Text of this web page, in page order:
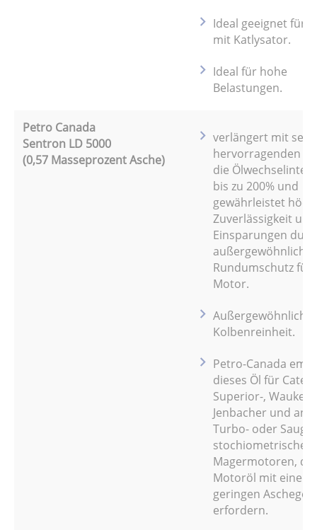
Ideal geeignet für
mit Katlysator.
Ideal für hohe
Belastungen.
Petro Canada
Sentron LD 5000
(0,57 Masseprozent Asche)
verlängert mit
hervorragenden
die
bis zu 200% und
gewährleistet
Zuverlässigkeit und
Einsparungen
Rundumschutz für
Motor.
Außergewöhnliche
Kolbenreinheit.
Petro-Canada
dieses Öl für
Superior-,
Jenbacher und
Turbo- oder
stochiometrische
Magermotoren,
Motoröl mit einem
geringen
erfordern.